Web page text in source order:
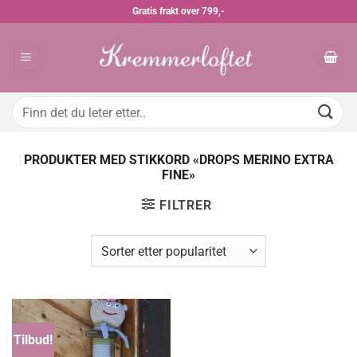
Gratis frakt over 799,-
Søk
PRODUKTER MED STIKKORD «DROPS MERINO EXTRA
FINE»
FILTRER
Tilbud!